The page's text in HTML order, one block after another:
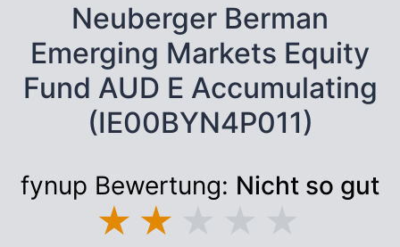
Neuberger Berman
Emerging Markets Equity
Fund AUD E Accumulating
(IE00BYN4P011)
fynup Bewertung: Nicht so gut
★ ★